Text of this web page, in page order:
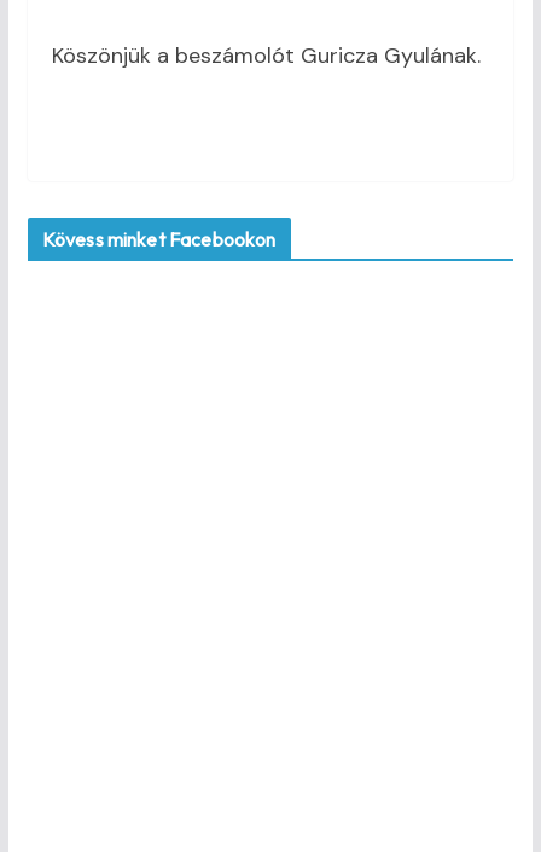
Köszönjük a beszámolót Guricza Gyulának.
Kövess minket Facebookon